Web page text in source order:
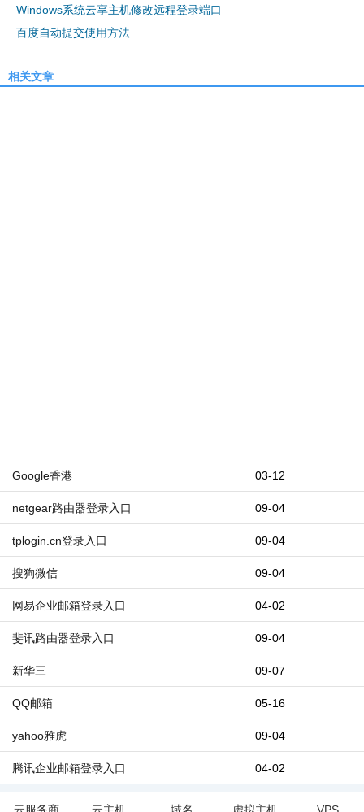
Windows系统云享主机修改远程登录端口
百度自动提交使用方法
相关文章
03-12
Google香港
09-04
netgear路由器登录入口
09-04
tplogin.cn登录入口
09-04
搜狗微信
04-02
网易企业邮箱登录入口
09-04
斐讯路由器登录入口
09-07
新华三
05-16
QQ邮箱
09-04
yahoo雅虎
04-02
腾讯企业邮箱登录入口